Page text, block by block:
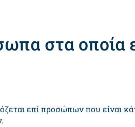
στα οποία
επί προσώπων που είναι